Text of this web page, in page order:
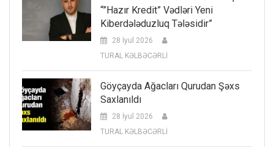
“”Hazır Kredit” Vədləri Yeni
Kiberdələduzluq Tələsidir”
28 İyul 2026
TURAL KƏLBƏCƏRLİ
Göyçayda Ağacları Qurudan Şəxs
Saxlanıldı
28 İyul 2026
TURAL KƏLBƏCƏRLİ